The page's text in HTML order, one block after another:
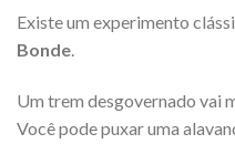
Existe um experimento
Bonde.
Um trem desgovernado vai
Você pode puxar uma